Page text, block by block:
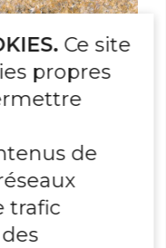
Ce site
propres
de
trafic